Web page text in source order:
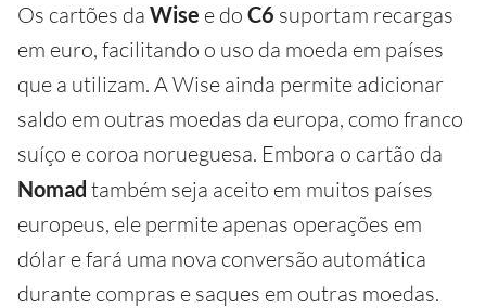
Os cartões da Wise e do C6 suportam recargas
em euro, facilitando o uso da moeda em países
que a utilizam. A Wise ainda permite adicionar
saldo em outras moedas da europa, como franco
suíço e coroa norueguesa. Embora o cartão da
Nomad também seja aceito em muitos países
europeus, ele permite apenas operações em
dólar e fará uma nova conversão automática
durante compras e saques em outras moedas.